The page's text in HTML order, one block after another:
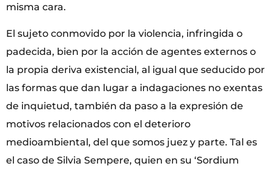
misma cara.
El sujeto conmovido por la violencia, infringida o
padecida, bien por la acción de agentes externos o
la propia deriva existencial, al igual que seducido por
las formas que dan lugar a indagaciones no exentas
de inquietud, también da paso a la expresión de
motivos relacionados con el deterioro
medioambiental, del que somos juez y parte. Tal es
el caso de Silvia Sempere, quien en su ‘Sordium